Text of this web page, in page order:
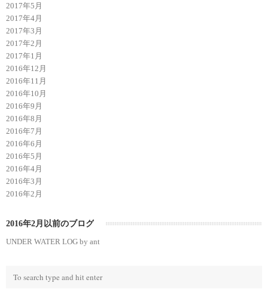
2017年5月
2017年4月
2017年3月
2017年2月
2017年1月
2016年12月
2016年11月
2016年10月
2016年9月
2016年8月
2016年7月
2016年6月
2016年5月
2016年4月
2016年3月
2016年2月
2016年2月以前のブログ
UNDER WATER LOG by ant